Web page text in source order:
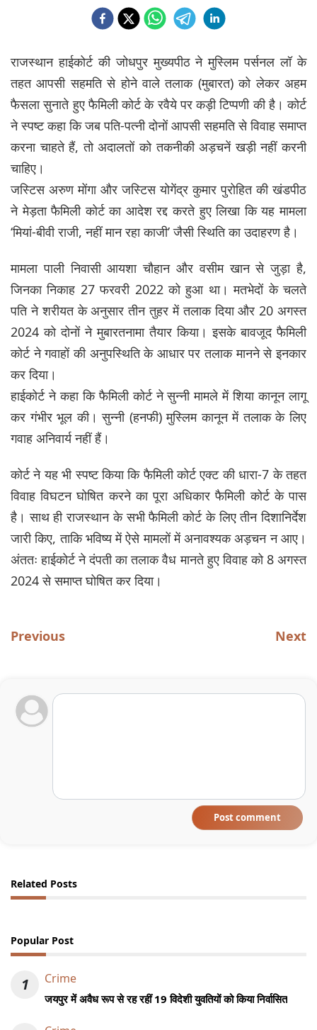
राजस्थान हाईकोर्ट की जोधपुर मुख्यपीठ ने मुस्लिम पर्सनल लॉ के
तहत आपसी सहमति से होने वाले तलाक (मुबारत) को लेकर अहम
फैसला सुनाते हुए फैमिली कोर्ट के रवैये पर कड़ी टिप्पणी की है। कोर्ट
ने स्पष्ट कहा कि जब पति-पत्नी दोनों आपसी सहमति से विवाह समाप्त
करना चाहते हैं, तो अदालतों को तकनीकी अड़चनें खड़ी नहीं करनी
चाहिए।
जस्टिस अरुण मोंगा और जस्टिस योगेंद्र कुमार पुरोहित की खंडपीठ
ने मेड़ता फैमिली कोर्ट का आदेश रद्द करते हुए लिखा कि यह मामला
‘मियां-बीवी राजी, नहीं मान रहा काजी’ जैसी स्थिति का उदाहरण है।
मामला पाली निवासी आयशा चौहान और वसीम खान से जुड़ा है,
जिनका निकाह 27 फरवरी 2022 को हुआ था। मतभेदों के चलते
पति ने शरीयत के अनुसार तीन तुहर में तलाक दिया और 20 अगस्त
2024 को दोनों ने मुबारतनामा तैयार किया। इसके बावजूद फैमिली
कोर्ट ने गवाहों की अनुपस्थिति के आधार पर तलाक मानने से इनकार
कर दिया।
हाईकोर्ट ने कहा कि फैमिली कोर्ट ने सुन्नी मामले में शिया कानून लागू
कर गंभीर भूल की। सुन्नी (हनफी) मुस्लिम कानून में तलाक के लिए
गवाह अनिवार्य नहीं हैं।
कोर्ट ने यह भी स्पष्ट किया कि फैमिली कोर्ट एक्ट की धारा-7 के तहत
विवाह विघटन घोषित करने का पूरा अधिकार फैमिली कोर्ट के पास
है। साथ ही राजस्थान के सभी फैमिली कोर्ट के लिए तीन दिशानिर्देश
जारी किए, ताकि भविष्य में ऐसे मामलों में अनावश्यक अड़चन न आए।
अंततः हाईकोर्ट ने दंपती का तलाक वैध मानते हुए विवाह को 8 अगस्त
2024 से समाप्त घोषित कर दिया।
Previous Next
Post comment
Related Posts
Popular Post
1 Crime
जयपुर में अवैध रूप से रह रहीं 19 विदेशी युवतियों को किया निर्वासित